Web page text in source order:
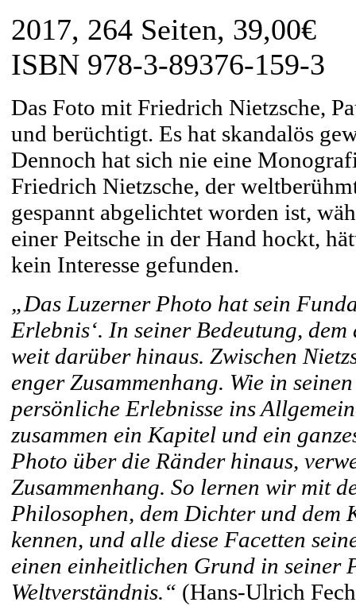
2017, 264 Seiten, 39,00€
ISBN 978-3-89376-159-3
Das Foto mit Friedrich Nietzsche,
und berüchtigt. Es hat skandalös
Dennoch hat sich nie eine
Friedrich Nietzsche, der
gespannt abgelichtet worden ist,
einer Peitsche in der Hand hockt,
kein Interesse gefunden.
„Das Luzerner Photo hat sein
Erlebnis‘. In seiner Bedeutung,
weit darüber hinaus. Zwischen
enger Zusammenhang. Wie in
persönliche Erlebnisse ins
zusammen ein Kapitel und ein
Photo über die Ränder hinaus,
Zusammenhang. So lernen wir mit
Philosophen, dem Dichter und dem
kennen, und alle diese Facetten
einen einheitlichen Grund in seiner
Weltverständnis.“ (Hans-Ulrich